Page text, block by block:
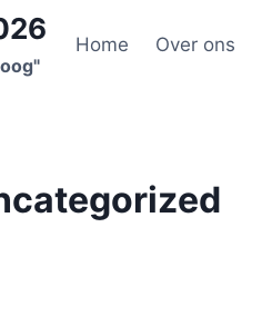
Home Over ons